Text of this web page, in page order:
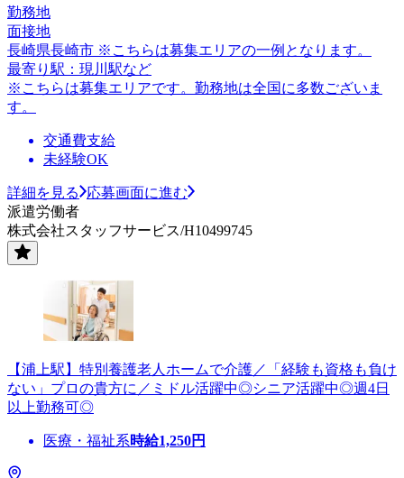
勤務地
面接地
長崎県長崎市 ※こちらは募集エリアの一例となります。
最寄り駅：現川駅など
※こちらは募集エリアです。勤務地は全国に多数ございま
す。
交通費支給
未経験OK
詳細を見る
応募画面に進む
派遣労働者
株式会社スタッフサービス/H10499745
【浦上駅】特別養護老人ホームで介護／「経験も資格も負け
ない」プロの貴方に／ミドル活躍中◎シニア活躍中◎週4日
以上勤務可◎
医療・福祉系時給1,250円